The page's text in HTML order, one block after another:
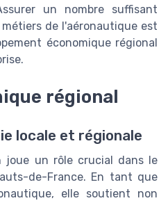
un nombre suffisant
de l'aéronautique est
économique régional
régional
locale et régionale
joue un rôle crucial dans le
de-France. En tant que
elle soutient non